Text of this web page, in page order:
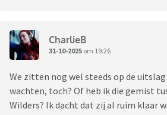
CharlieB
31-10-2025 om 19:26
We zitten nog wel steeds op de uitslag
wachten, toch? Of heb ik die gemist
Wilders? Ik dacht dat zij al ruim klaar